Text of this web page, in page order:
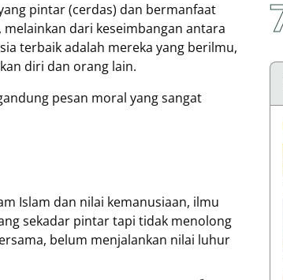
pintar (cerdas) dan bermanfaat
dari keseimbangan antara
terbaik adalah mereka yang berilmu,
diri dan orang lain.
pesan moral yang sangat
Islam dan nilai kemanusiaan, ilmu
sekadar pintar tapi tidak menolong
belum menjalankan nilai luhur